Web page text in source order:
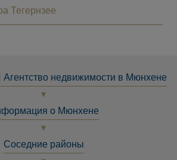
Тегернзее
недвижимости в Мюнхене
о Мюнхене
Соседние районы